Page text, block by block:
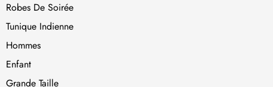
Robes De Soirée
Tunique Indienne
Hommes
Enfant
Grande Taille